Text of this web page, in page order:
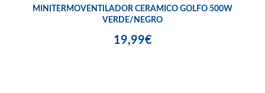
MINITERMOVENTILADOR CERAMICO GOLFO 500W
VERDE/NEGRO
19,99€